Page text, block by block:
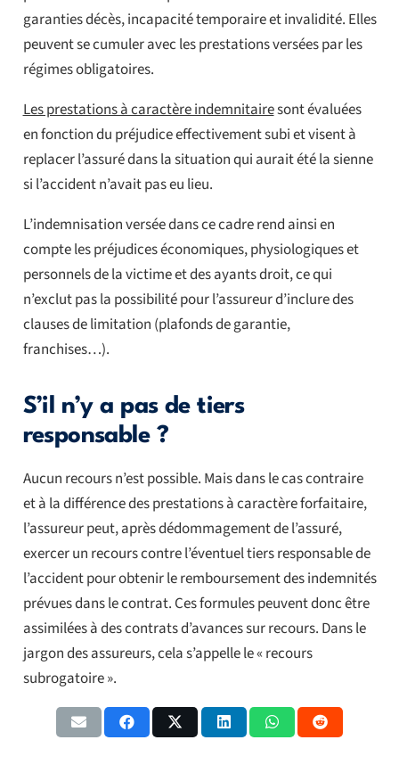
garanties décès, incapacité temporaire et invalidité. Elles
peuvent se cumuler avec les prestations versées par les
régimes obligatoires.
Les prestations à caractère indemnitairesont évaluées
en fonction du préjudice effectivement subi et visent à
replacer l’assuré dans la situation qui aurait été la sienne
si l’accident n’avait pas eu lieu.
L’indemnisation versée dans ce cadre rend ainsi en
compte les préjudices économiques, physiologiques et
personnels de la victime et des ayants droit, ce qui
n’exclut pas la possibilité pour l’assureur d’inclure des
clauses de limitation (plafonds de garantie,
franchises…).
S’il n’y a pas de tiers
responsable ?
Aucun recours n’est possible. Mais dans le cas contraire
et à la différence des prestations à caractère forfaitaire,
l’assureur peut, après dédommagement de l’assuré,
exercer un recours contre l’éventuel tiers responsable de
l’accident pour obtenir le remboursement des indemnités
prévues dans le contrat. Ces formules peuvent donc être
assimilées à des contrats d’avances sur recours. Dans le
jargon des assureurs, cela s’appelle le « recours
subrogatoire ».